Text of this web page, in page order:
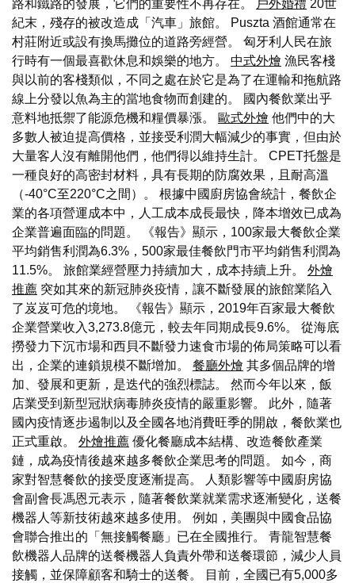
路和鐵路的發展，它們的重要性不再存在。 戶外婚禮 20世
紀末，殘存的被改造成「汽車」旅館。 Puszta 酒館通常在
村莊附近或設有換馬攤位的道路旁經營。 匈牙利人民在旅
行時有一個最喜歡休息和娛樂的地方。 中式外燴 漁民客棧
與以前的客棧類似，不同之處在於它是為了在運輸和拖航路
線上分發以魚為主的當地食物而創建的。 國內餐飲業出乎
意料地抵禦了能源危機和糧價暴漲。
歐式外燴 他們中的大
多數人被迫提高價格，並接受利潤大幅減少的事實，但由於
大量客人沒有離開他們，他們得以維持生計。 CPET托盤是
一種良好的高密封材料，具有長期的防腐效果，且耐高溫
（-40°C至220°C之間）。 根據中國廚房協會統計，餐飲企
業的各項營運成本中，人工成本成長最快，降本增效已成為
企業普遍面臨的問題。 《報告》顯示，100家最大餐飲企業
平均銷售利潤為6.3%，500家最佳餐飲門市平均銷售利潤為
11.5%。 旅館業經營壓力持續加大，成本持續上升。 外燴
推薦 突如其來的新冠肺炎疫情，讓不斷發展的旅館業陷入
了岌岌可危的境地。 《報告》顯示，2019年百家最大餐飲
企業營業收入3,273.8億元，較去年同期成長9.6%。 從海底
撈發力下沉市場和西貝不斷發力速食市場的佈局策略可以看
出，企業的連鎖規模不斷增加。 餐廳外燴 其多個品牌的增
加、發展和更新，是迭代的強烈標誌。 然而今年以來，飯
店業受到新型冠狀病毒肺炎疫情的嚴重影響。 此外，隨著
國內疫情逐步遏制以及全國各地消費旺季的開啟，餐飲業也
正式重啟。 外燴推薦 優化餐廳成本結構、改造餐飲產業
鏈，成為疫情後越來越多餐飲企業思考的問題。 如今，商
家對智慧餐飲的接受度逐漸提高。 人類影響等中國廚房協
會副會長馮恩元表示，隨著餐飲業就業需求逐漸變化，送餐
機器人等新技術越來越多使用。 例如，美團與中國食品協
會聯合推出的「無接觸餐廳」已在全國推行。 青龍智慧餐
飲機器人品牌的送餐機器人負責外帶和送餐環節，減少人員
接觸，並保障顧客和騎士的送餐。 目前，全國已有5,000多